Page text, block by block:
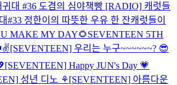
대 #36 도겸의 심야책빵 [RADIO] 캐럿들
#33 정한이의 따뜻한 우유 한 잔캐럿들이
MAKE MY DAY🌻SEVENTEEN 5TH
[SEVENTEEN] 우리는 누구~~~~~~? 😎
[SEVENTEEN] Happy JUN's Day 💗
성년 디노 ⚘[SEVENTEEN] 아름다운